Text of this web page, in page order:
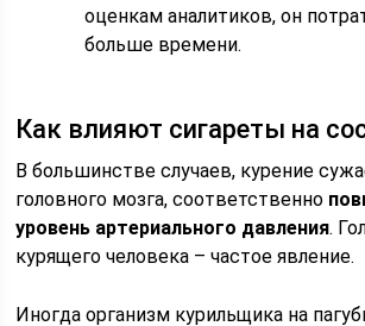
оценкам аналитиков, он
больше времени.
Как влияют сигареты на
В большинстве случаев, курение
головного мозга, соответственно
уровень артериального давления.
курящего человека – частое явление.
Иногда организм курильщика на